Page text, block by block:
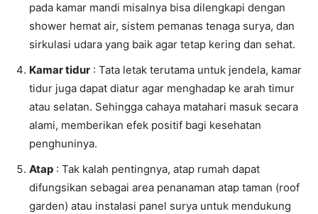
pada kamar mandi misalnya bisa dilengkapi dengan
shower hemat air, sistem pemanas tenaga surya, dan
sirkulasi udara yang baik agar tetap kering dan sehat.
Kamar tidur : Tata letak terutama untuk jendela, kamar
tidur juga dapat diatur agar menghadap ke arah timur
atau selatan. Sehingga cahaya matahari masuk secara
alami, memberikan efek positif bagi kesehatan
penghuninya.
Atap : Tak kalah pentingnya, atap rumah dapat
difungsikan sebagai area penanaman atap taman (roof
garden) atau instalasi panel surya untuk mendukung